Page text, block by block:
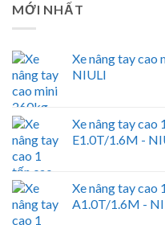
MỚI NHẤT
Xe nâng tay cao
NIULI
Xe nâng tay cao
E1.0T/1.6M -
Xe nâng tay cao
A1.0T/1.6M -